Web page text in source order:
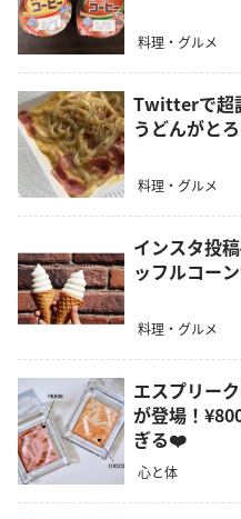
料理・グルメ
Twitterで超
うどんがと
料理・グルメ
インスタ投
ッフルコー
料理・グルメ
エスプリー
が登場！
ぎる❤️
心と体